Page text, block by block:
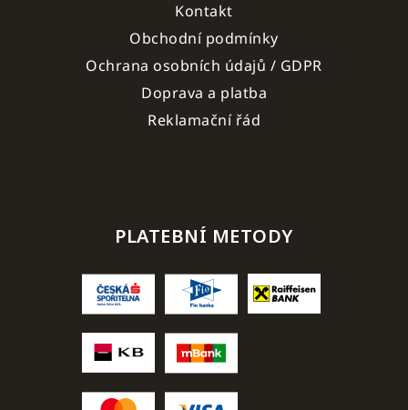
Kontakt
Obchodní podmínky
Ochrana osobních údajů / GDPR
Doprava a platba
Reklamační řád
PLATEBNÍ METODY